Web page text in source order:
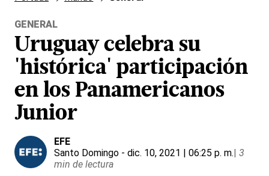
GENERAL
Uruguay celebra su
'histórica' participación
en los Panamericanos
Junior
EFE
Santo Domingo - dic. 10, 2021 | 06:25 p. m.| 3
min de lectura